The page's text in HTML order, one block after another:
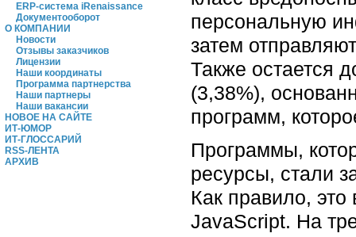
ERP-система iRenaissance
Документооборот
О КОМПАНИИ
Новости
Отзывы заказчиков
Лицензии
Наши координаты
Программа партнерства
Наши партнеры
Наши вакансии
НОВОЕ НА САЙТЕ
ИТ-ЮМОР
ИТ-ГЛОССАРИЙ
RSS-ЛЕНТА
АРХИВ
персональную
затем
Также остается
(3,38%),
программ,
Программы,
ресурсы, стали
Как правило,
JavaScript. На